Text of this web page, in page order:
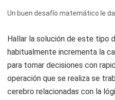
Un buen desafío matemático le
Hallar la solución de este tipo
habitualmente incrementa la
para tomar decisiones con
operación que se realiza se
cerebro relacionadas con la